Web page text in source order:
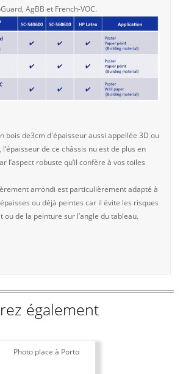
AgBB et French-VOC.
bois de3cm d'épaisseur aussi appellée 3D ou
l’épaisseur de ce châssis nu est de plus en
l’aspect robuste qu’il confère à vos toiles
arrondi est particulièrement adapté à
ou déjà peintes car il évite les risques
ou de la peinture sur l’angle du tableau.
également
Photo place à Porto